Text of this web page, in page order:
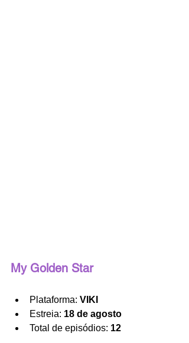
My Golden Star
Plataforma: VIKI
Estreia: 18 de agosto
Total de episódios: 12